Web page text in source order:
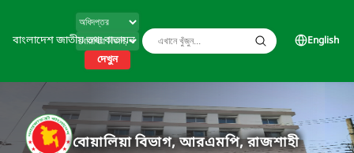
বাংলাদেশ জাতীয় তথ্য বাতায়ন
দেখুন
English
বোয়ালিয়া বিভাগ, আরএমপি, রাজশাহী